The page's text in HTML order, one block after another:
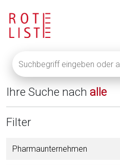
eingeben
oder
auf
die
Lupe
alle
Ihre Suche nach alle
Filter
Pharmaunternehmen